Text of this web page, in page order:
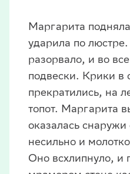
Маргарита
ударила по
разорвало, и во
подвески. Крики в
прекратились, на
топот. Маргарита
оказалась
несильно и
Оно всхлипнуло, и